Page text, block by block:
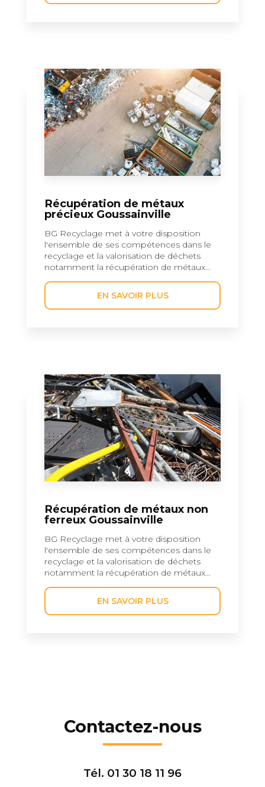
Récupération de métaux
précieux Goussainville
BG Recyclage met à votre disposition
l'ensemble de ses compétences dans le
recyclage et la valorisation de déchets
notamment la récupération de métaux...
EN SAVOIR PLUS
Récupération de métaux non
ferreux Goussainville
BG Recyclage met à votre disposition
l'ensemble de ses compétences dans le
recyclage et la valorisation de déchets
notamment la récupération de métaux...
EN SAVOIR PLUS
Contactez-nous
Tél. 01 30 18 11 96